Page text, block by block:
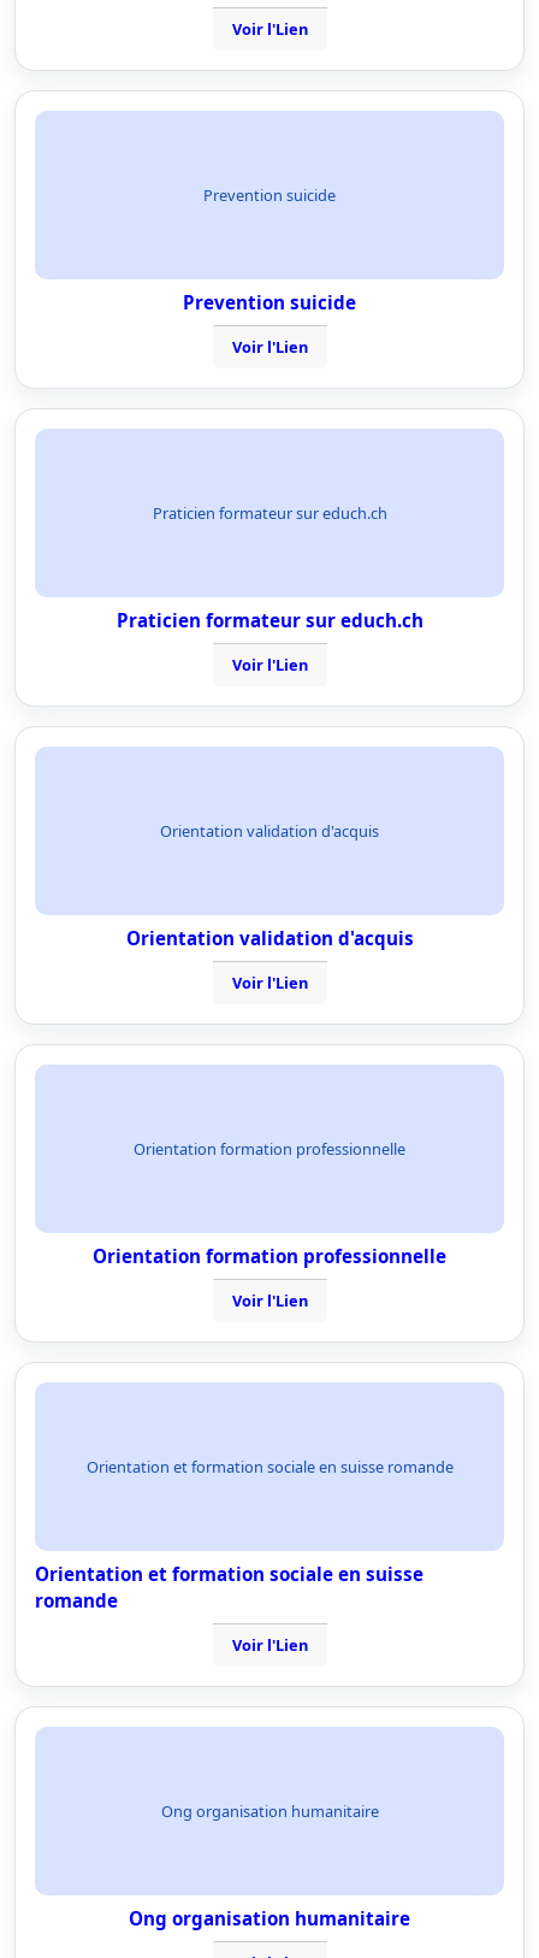
Voir l'Lien
Prevention suicide
Prevention suicide
Voir l'Lien
Praticien formateur sur educh.ch
Praticien formateur sur educh.ch
Voir l'Lien
Orientation validation d'acquis
Orientation validation d'acquis
Voir l'Lien
Orientation formation professionnelle
Orientation formation professionnelle
Voir l'Lien
Orientation et formation sociale en suisse romande
Orientation et formation sociale en suisse
romande
Voir l'Lien
Ong organisation humanitaire
Ong organisation humanitaire